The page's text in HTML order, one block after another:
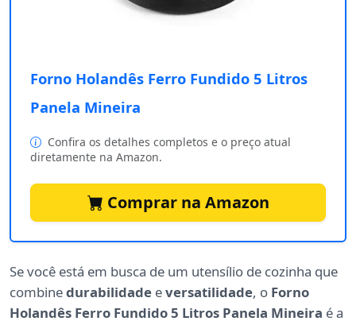
Forno Holandês Ferro Fundido 5 Litros
Panela Mineira
Confira os detalhes completos e o preço atual
diretamente na Amazon.
Comprar na Amazon
Se você está em busca de um utensílio de cozinha que
combinedurabilidade eversatilidade, o Forno
Holandês Ferro Fundido 5 Litros Panela Mineira é a